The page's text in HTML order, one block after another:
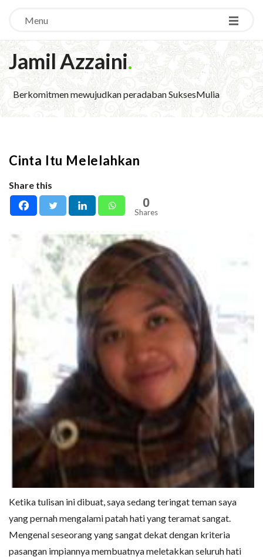
Menu
Jamil Azzaini.
Berkomitmen mewujudkan peradaban SuksesMulia
Cinta Itu Melelahkan
Share this
0
Shares
Ketika tulisan ini dibuat, saya sedang teringat teman saya
yang pernah mengalami patah hati yang teramat sangat.
Mengenal seseorang yang sangat dekat dengan kriteria
pasangan impiannya membuatnya meletakkan seluruh hati